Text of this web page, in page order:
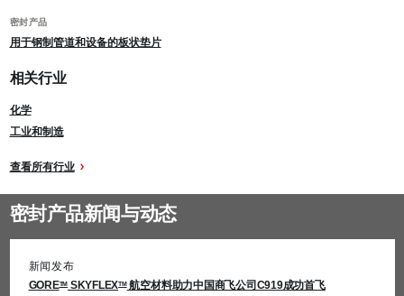
密封产品
用于钢制管道和设备的板状垫片
相关行业
化学
工业和制造
查看所有行业
密封产品新闻与动态
新闻发布
GORETM SKYFLEXTM航空材料助力中国商飞公司C919成功首飞